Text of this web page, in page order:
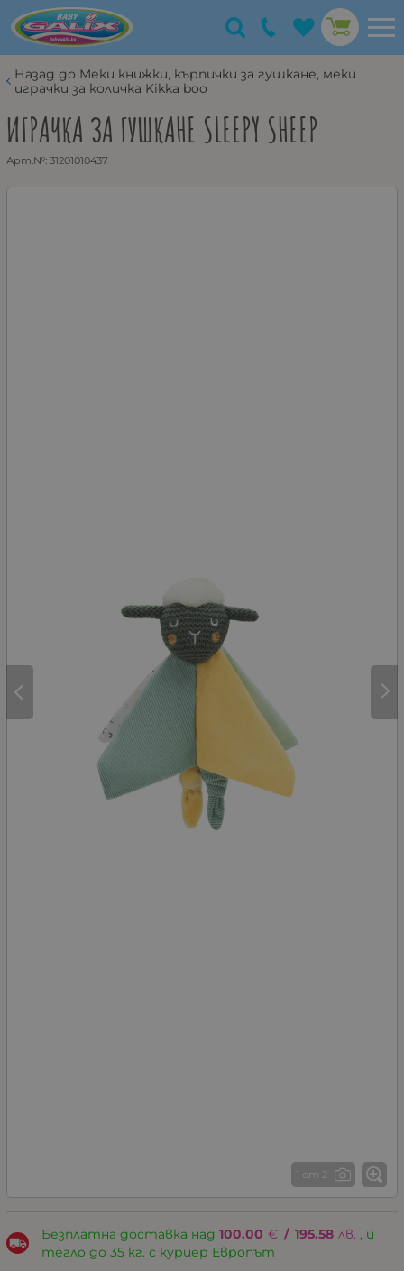
Назад до Меки книжки, кърпички за гушкане, меки
играчки за количка Kikka boo
ИГРАЧКА ЗА ГУШКАНЕ SLEEPY SHEEP
Арт.№: 31201010437
1 от 2
Безплатна доставка над 100.00 € / 195.58 лв. , и
тегло до 35 кг. с куриер Европът